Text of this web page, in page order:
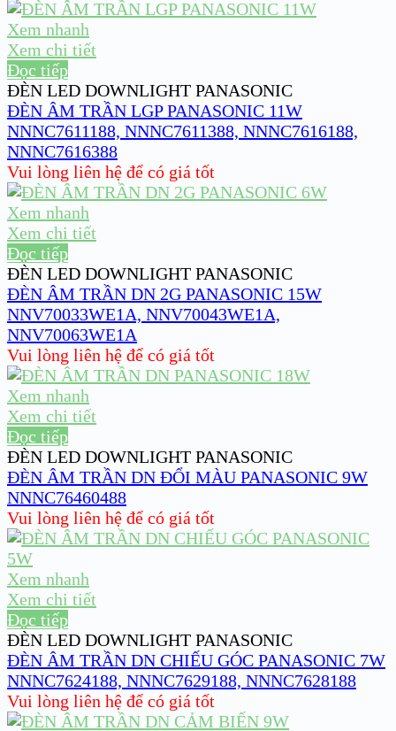
Xem nhanh
Xem chi tiết
Đọc tiếp
ĐÈN LED DOWNLIGHT PANASONIC
ĐÈN ÂM TRẦN LGP PANASONIC 11W
NNNC7611188, NNNC7611388, NNNC7616188,
NNNC7616388
Vui lòng liên hệ để có giá tốt
Xem nhanh
Xem chi tiết
Đọc tiếp
ĐÈN LED DOWNLIGHT PANASONIC
ĐÈN ÂM TRẦN DN 2G PANASONIC 15W
NNV70033WE1A, NNV70043WE1A,
NNV70063WE1A
Vui lòng liên hệ để có giá tốt
Xem nhanh
Xem chi tiết
Đọc tiếp
ĐÈN LED DOWNLIGHT PANASONIC
ĐÈN ÂM TRẦN DN ĐỔI MÀU PANASONIC 9W
NNNC76460488
Vui lòng liên hệ để có giá tốt
Xem nhanh
Xem chi tiết
Đọc tiếp
ĐÈN LED DOWNLIGHT PANASONIC
ĐÈN ÂM TRẦN DN CHIẾU GÓC PANASONIC 7W
NNNC7624188, NNNC7629188, NNNC7628188
Vui lòng liên hệ để có giá tốt